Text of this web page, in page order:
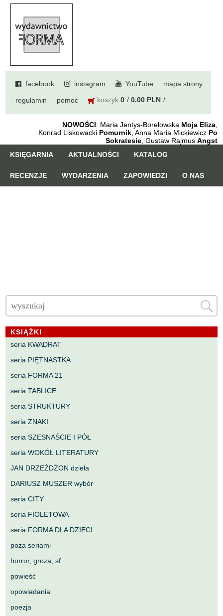
facebook instagram YouTube mapa strony
regulamin pomoc koszyk 0 0.00 PLN
NOWOŚCI: Maria Jentys-Borelowska Moja Eliza,
Konrad Liskowacki Pomurnik, Anna Maria Mickiewicz Po
Sokratesie, Gustaw Rajmus Angst
KSIĘGARNIA
AKTUALNOŚCI KATALOG
RECENZJE WYDARZENIA ZAPOWIEDZI O NAS
KSIĄŻKI
seria KWADRAT
seria PIĘTNASTKA
seria FORMA 21
seria TABLICE
seria STRUKTURY
seria ZNAKI
seria SZESNAŚCIE I PÓŁ
seria WOKÓŁ LITERATURY
JAN DRZEŻDŻON dzieła
DARIUSZ MUSZER wybór
seria CITY
seria FIOLETOWA
seria FORMA DLA DZIECI
poza seriami
horror, groza, sf
powieść
opowiadania
poezja